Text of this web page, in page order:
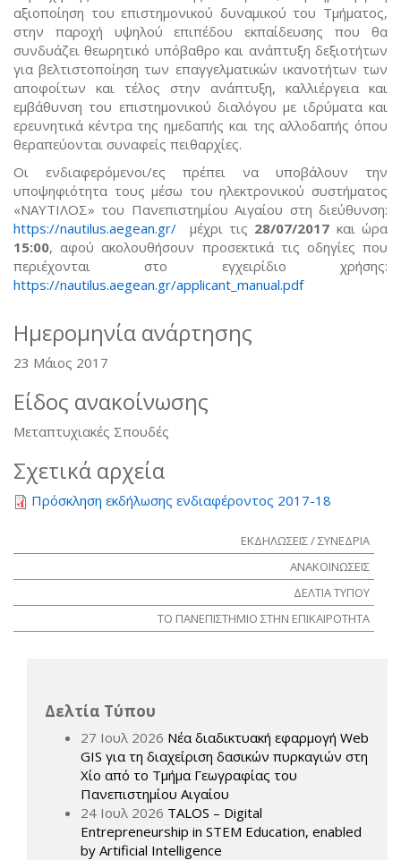
αξιοποίηση του επιστημονικού δυναμικού του Τμήματος,
στην παροχή υψηλού επιπέδου εκπαίδευσης που θα
συνδυάζει θεωρητικό υπόβαθρο και ανάπτυξη δεξιοτήτων
για βελτιστοποίηση των επαγγελματικών ικανοτήτων των
αποφοίτων και τέλος στην ανάπτυξη, καλλιέργεια και
εμβάθυνση του επιστημονικού διαλόγου με ιδρύματα και
ερευνητικά κέντρα της ημεδαπής και της αλλοδαπής όπου
θεραπεύονται συναφείς πειθαρχίες.
Οι ενδιαφερόμενοι/ες πρέπει να υποβάλουν την
υποψηφιότητα τους μέσω του ηλεκτρονικού συστήματος
«ΝΑΥΤΙΛΟΣ» του Πανεπιστημίου Αιγαίου στη διεύθυνση:
https://nautilus.aegean.gr/
μέχρι τις 28/07/2017 και ώρα
15:00, αφού ακολουθήσουν προσεκτικά τις οδηγίες που
περιέχονται στο εγχειρίδιο χρήσης:
https://nautilus.aegean.gr/applicant_manual.pdf
Ημερομηνία ανάρτησης
23 Μάιος 2017
Είδος ανακοίνωσης
Μεταπτυχιακές Σπουδές
Σχετικά αρχεία
Πρόσκληση εκδήλωσης ενδιαφέροντος 2017-18
ΕΚΔΗΛΩΣΕΙΣ / ΣΥΝΕΔΡΙΑ
ΑΝΑΚΟΙΝΩΣΕΙΣ
ΔΕΛΤΙΑ ΤΥΠΟΥ
ΤΟ ΠΑΝΕΠΙΣΤΗΜΙΟ ΣΤΗΝ ΕΠΙΚΑΙΡΟΤΗΤΑ
Δελτία Τύπου
27 Ιουλ 2026 Νέα διαδικτυακή εφαρμογή Web
GIS για τη διαχείριση δασικών πυρκαγιών στη
Χίο από το Τμήμα Γεωγραφίας του
Πανεπιστημίου Αιγαίου
24 Ιουλ 2026 TALOS – Digital
Entrepreneurship in STEM Education, enabled
by Artificial Intelligence